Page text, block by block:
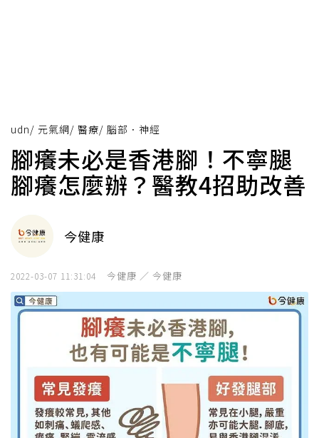
udn/ 元氣網/ 醫療/ 腦部．神經
腳癢未必是香港腳！不寧腿
腳癢怎麼辦？醫教4招助改善
今健康
2022-03-07 11:31:04 今健康 ／ 今健康